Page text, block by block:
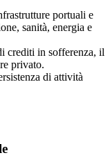
portuali e
sanità, energia e
crediti in sofferenza, il
privato.
di attività